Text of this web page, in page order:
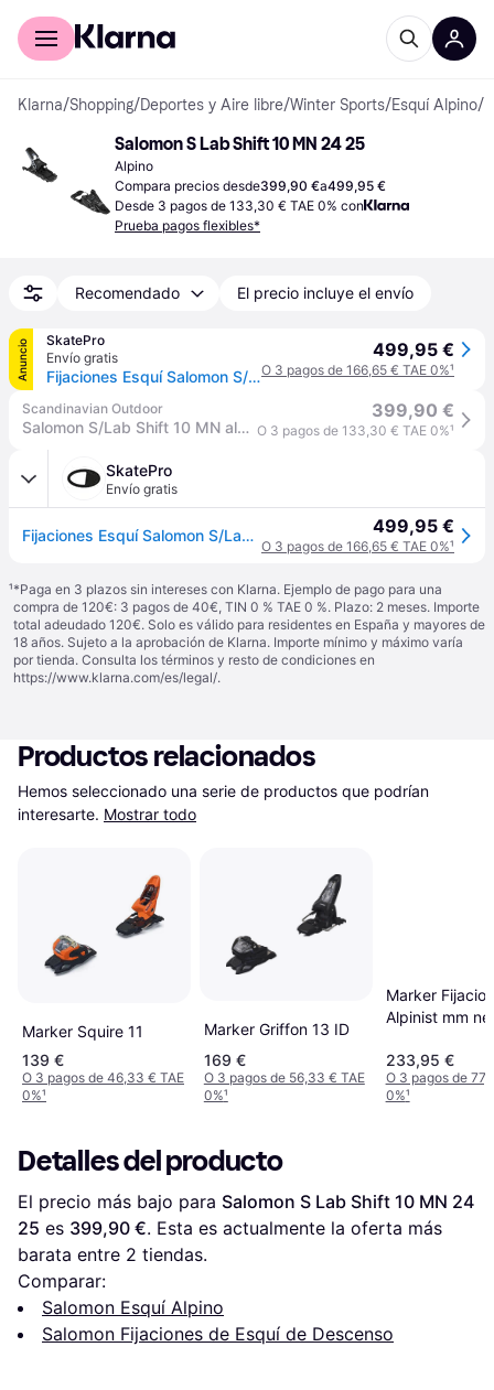
Comprar con Klarna
Klarna/Shopping/Deportes y Aire libre/Winter Sports/Esquí Alpino/
Salomon S Lab Shift 10 MN 24 25
Alpino
Compara precios desde399,90 €a499,95 €
Desde 3 pagos de 133,30 € TAE 0% con
Prueba pagos flexibles*
Recomendado El precio incluye el envío
Anuncio
SkatePro
Envío gratis
Fijaciones Esquí Salomon S/Lab Shift2 10 MN (Negro - 100mm)
499,95 €
O 3 pagos de 166,65 € TAE 0%¹
Scandinavian Outdoor
Salomon S/Lab Shift 10 MN alpine bindings
399,90 €
O 3 pagos de 133,30 € TAE 0%¹
SkatePro
Envío gratis
Fijaciones Esquí Salomon S/Lab Shift2 10 MN (Negro - 90mm) 499,95 €
O 3 pagos de 166,65 € TAE 0%¹
¹*Paga en 3 plazos sin intereses con Klarna. Ejemplo de pago para una
compra de 120€: 3 pagos de 40€, TIN 0 % TAE 0 %. Plazo: 2 meses. Importe
total adeudado 120€. Solo es válido para residentes en España y mayores de
18 años. Sujeto a la aprobación de Klarna. Importe mínimo y máximo varía
por tienda. Consulta los términos y resto de condiciones en
https://www.klarna.com/es/legal/.
Productos relacionados
Hemos seleccionado una serie de productos que podrían
interesarte. Mostrar todo
Marker Squire 11
139 €
O 3 pagos de 46,33 € TAE
0%¹
Marker Griffon 13 ID
169 €
O 3 pagos de 56,33 € TAE
0%¹
Marker
Alpinist mm
233,95 €
O 3 pagos de
0%¹
Detalles del producto
El precio más bajo para Salomon S Lab Shift 10 MN 24
25 es 399,90 €. Esta es actualmente la oferta más
barata entre 2 tiendas.
Comparar:
Salomon Esquí Alpino
Salomon Fijaciones de Esquí de Descenso